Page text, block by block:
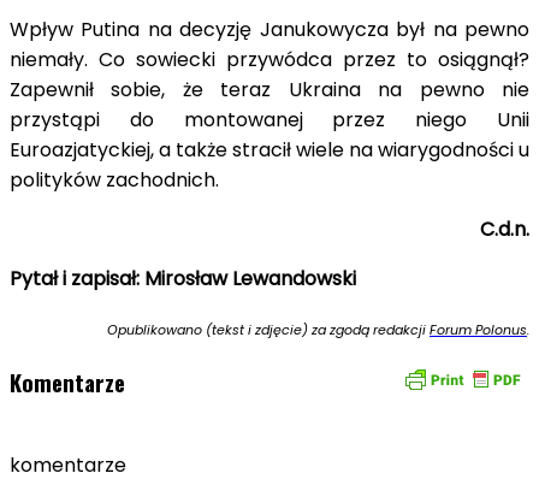
Wpływ Putina na decyzję Janukowycza był na pewno
niemały. Co sowiecki przywódca przez to osiągnął?
Zapewnił sobie, że teraz Ukraina na pewno nie
przystąpi do montowanej przez niego Unii
Euroazjatyckiej, a także stracił wiele na wiarygodności u
polityków zachodnich.
C.d.n.
Pytał i zapisał: Mirosław Lewandowski
Opublikowano (tekst i zdjęcie) za zgodą redakcjiForum Polonus.
Komentarze
komentarze